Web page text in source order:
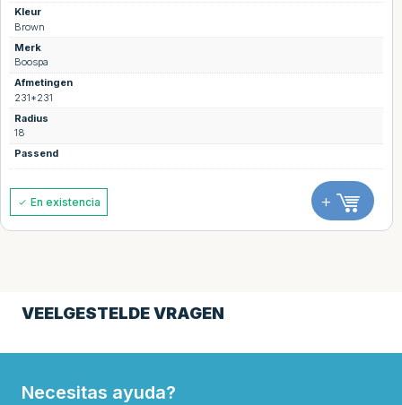
Kleur
Brown
Merk
Boospa
Afmetingen
231*231
Radius
18
Passend
En existencia +
VEELGESTELDE VRAGEN
Necesitas ayuda?